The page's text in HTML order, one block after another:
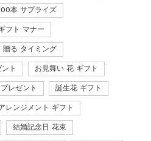
本 サプライズ
フト マナー
贈る タイミング
ト お見舞い 花 ギフト
レゼント 誕生花 ギフト
レンジメント ギフト
結婚記念日 花束